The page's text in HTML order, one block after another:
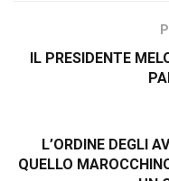
IL PRESIDENTE
L’ORDINE DEGLI
QUELLO